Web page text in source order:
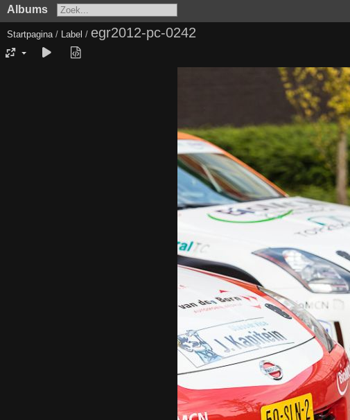
Albums
Startpagina/ Label / egr2012-pc-0242